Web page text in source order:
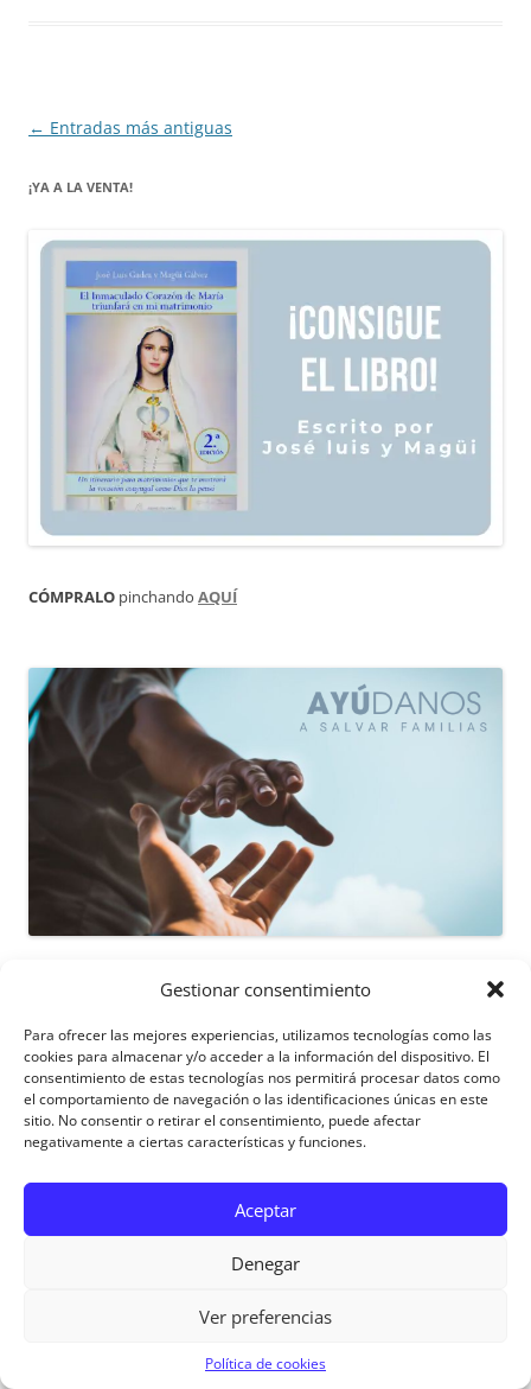
Gestionar consentimiento
Para ofrecer las mejores experiencias, utilizamos tecnologías como las
cookies para almacenar y/o acceder a la información del dispositivo. El
consentimiento de estas tecnologías nos permitirá procesar datos como
el comportamiento de navegación o las identificaciones únicas en este
sitio. No consentir o retirar el consentimiento, puede afectar
negativamente a ciertas características y funciones.
Aceptar
Denegar
Ver preferencias
Política de cookies
Navegación
entradas
← Entradas más antiguas
¡YA A LA VENTA!
CÓMPRALO pinchando AQUÍ
pinchandoAQUÍ